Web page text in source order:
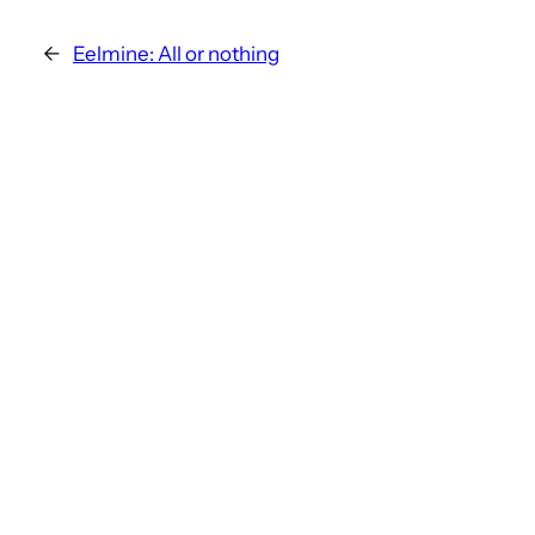
← Eelmine: All or nothing